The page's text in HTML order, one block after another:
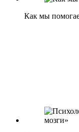
Как мы